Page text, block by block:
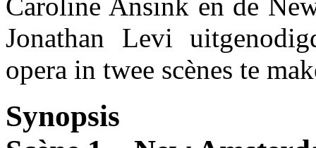
Jonathan Levi
opera in twee scènes te
Synopsis